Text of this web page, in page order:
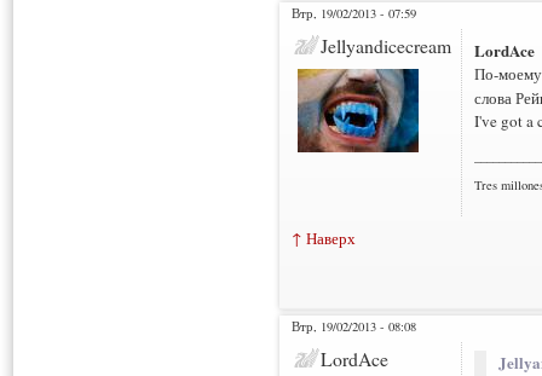
Втр, 19/02/2013 - 07:59
Jellyandicecream LordAce
По-моему
слова
I've got a
Tres
↑ Наверх
Втр, 19/02/2013 - 08:08
LordAce